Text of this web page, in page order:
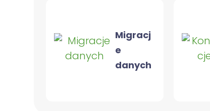
Migracj
e
danych